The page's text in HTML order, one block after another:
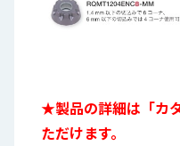
★製品の詳細は「カ
ただけます。